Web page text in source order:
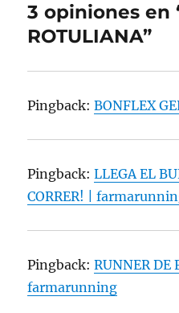
3 opiniones en
ROTULIANA”
Pingback:BONFLEX
Pingback:LLEGA EL
CORRER! |
Pingback:RUNNER DE
farmarunning